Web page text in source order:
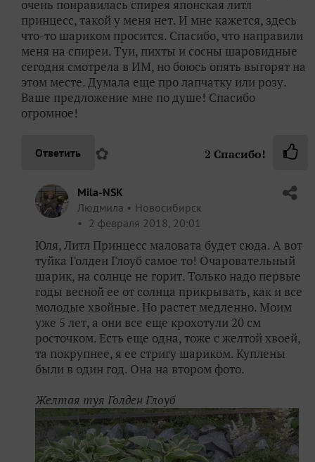
очень понравилась спирея японская литл
принцесс, такой у меня нет. И мне кажется, здесь
что-то шариком просится. Спасибо, что направили
меня на спиреи. Туи, пихты и сосны шаровидные
сегодня смотрела в ИМ, но боюсь опять выгорят на
этом месте. Думала еще про лапчатку или розу.
Ваше предложение мне по душе! Спасибо
огромное!
Ответить ✿ 2 Спасибо!
Mila-NSK
Людмила
Новосибирск
2 февраля 2018, 20:01
Юля, Литл Принцесс маловата будет сюда. А вот
туйка Голден Глоуб самое то! Очаровательный
шарик, на солнце не горит. Только надо первые
годы весной ее от солнца прикрывать, как и все
молодые хвойные. Но растет медленно. Моим
уже 5 лет, а они все еще крохотули 20 см
росточком. Есть еще одна, тоже с желтой хвоей,
та покрупнее, я ее стригу шариком. Куплены
были в один год. Она на втором фото.
Желтая туя Голден Глоуб